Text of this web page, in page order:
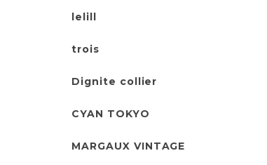
lelill
trois
Dignite collier
CYAN TOKYO
MARGAUX VINTAGE